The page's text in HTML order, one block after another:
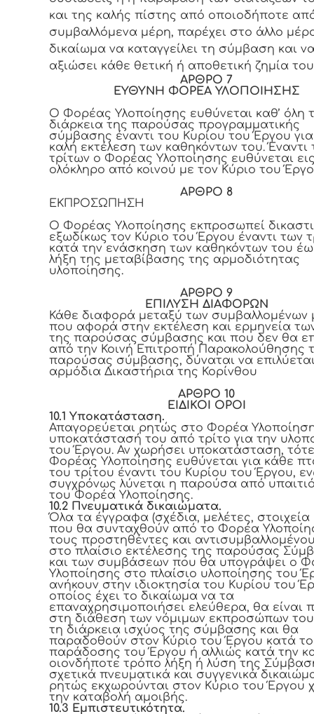
και της καλής πίστης από οποιοδήποτε
συμβαλλόμενα μέρη, παρέχει στο άλλο
δικαίωμα να καταγγείλει τη σύμβαση και
αξιώσει κάθε θετική ή αποθετική ζημία
ΑΡΘΡΟ 7
ΕΥΘΥΝΗ ΦΟΡΕΑ ΥΛΟΠΟΙΗΣΗΣ
Ο Φορέας Υλοποίησης ευθύνεται καθ’ όλη
διάρκεια της παρούσας προγραμματικής
σύμβασης έναντι του Κυρίου του Έργου
καλή εκτέλεση των καθηκόντων του. Έναντι
τρίτων ο Φορέας Υλοποίησης ευθύνεται
ολόκληρο από κοινού με τον Κύριο του
ΑΡΘΡΟ 8
ΕΚΠΡΟΣΩΠΗΣΗ
Ο Φορέας Υλοποίησης εκπροσωπεί
εξωδίκως τον Κύριο του Έργου έναντι των
κατά την ενάσκηση των καθηκόντων του
λήξη της μεταβίβασης της αρμοδιότητας
υλοποίησης.
ΑΡΘΡΟ 9
ΕΠΙΛΥΣΗ ΔΙΑΦΟΡΩΝ
Κάθε διαφορά μεταξύ των συμβαλλομένων
που αφορά στην εκτέλεση και ερμηνεία
της παρούσας σύμβασης και που δεν θα
από την Κοινή Επιτροπή Παρακολούθησης
παρούσας σύμβασης, δύναται να
αρμόδια Δικαστήρια της Κορίνθου
ΑΡΘΡΟ 10
ΕΙΔΙΚΟΙ ΟΡΟΙ
10.1 Υποκατάσταση.
Απαγορεύεται ρητώς στο Φορέα
υποκατάστασή του από τρίτο για την
του Έργου. Αν χωρήσει υποκατάσταση,
Φορέας Υλοποίησης ευθύνεται για κάθε
του τρίτου έναντι του Κυρίου του Έργου,
συγχρόνως λύνεται η παρούσα από
του Φορέα Υλοποίησης.
10.2 Πνευματικά δικαιώματα.
Όλα τα έγγραφα (σχέδια, μελέτες, στοιχεία
που θα συνταχθούν από το Φορέα
τους προστηθέντες και
στο πλαίσιο εκτέλεσης της παρούσας
και των συμβάσεων που θα υπογράψει ο
Υλοποίησης στο πλαίσιο υλοποίησης του
ανήκουν στην ιδιοκτησία του Κυρίου του
οποίος έχει το δικαίωμα να τα
επαναχρησιμοποιήσει ελεύθερα, θα είναι
στη διάθεση των νόμιμων εκπροσώπων
τη διάρκεια ισχύος της σύμβασης και θα
παραδοθούν στον Κύριο του Έργου κατά
παράδοσης του Έργου ή αλλιώς κατά την
οιονδήποτε τρόπο λήξη ή λύση της
σχετικά πνευματικά και συγγενικά
ρητώς εκχωρούνται στον Κύριο του Έργου
την καταβολή αμοιβής.
10.3 Εμπιστευτικότητα.